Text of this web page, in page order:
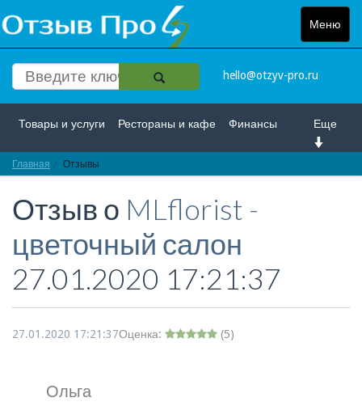
Меню
Toggle
hello@otzyv-pro.ru
Еще
Товары и услуги Рестораны и кафе Финансы
Красота и здоровье
Интернет Путешествие и отдых Транспорт
Недвижимость Работа Гос. учреждения
Личности Логистика Страхование
Главная Отзывы
Отзыв о MLflorist -
цветочный салон
27.01.2020 17:21:37
27.01.2020 17:21:37Оценка: (5)
Ольга